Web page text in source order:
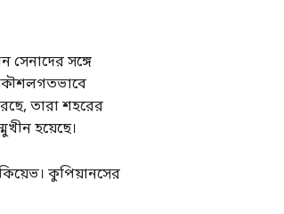
সেনাদের সঙ্গে
কৌশলগতভাবে
তারা শহরের
হয়েছে।
কুপিয়ানসের